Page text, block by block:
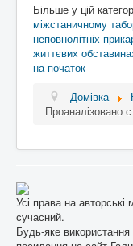
Більше у цій
міжстаничному
неповнолітніх
життєвих
на початок
Домівка
Проаналізовано
Усі права на
сучасний.
Будь-яке